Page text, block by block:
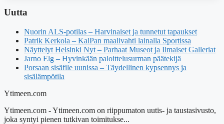
Uutta
Nuorin ALS-potilas – Harvinaiset ja tunnetut tapaukset
Patrik Kerkola – KalPan maalivahti lainalla Sportissa
Näyttelyt Helsinki Nyt – Parhaat Museot ja Ilmaiset Galleriat
Jarno Elg – Hyvinkään paloittelusurman päätekijä
Porsaan sisäfile uunissa – Täydellinen kypsennys ja
sisälämpötila
Ytimeen.com
Ytimeen.com - Ytimeen.com on riippumaton uutis- ja taustasivusto,
joka syntyi pienen tutkivan toimitukse...